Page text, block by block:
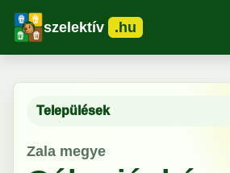
szelektív .hu
Települések
Zala megye